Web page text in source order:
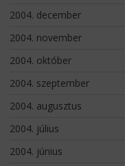
2004. december
2004. november
2004. október
2004. szeptember
2004. augusztus
2004. július
2004. június